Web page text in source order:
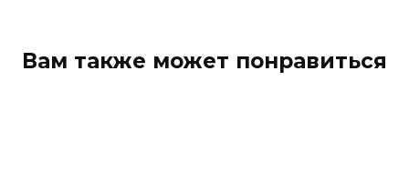
Вам также может понравиться